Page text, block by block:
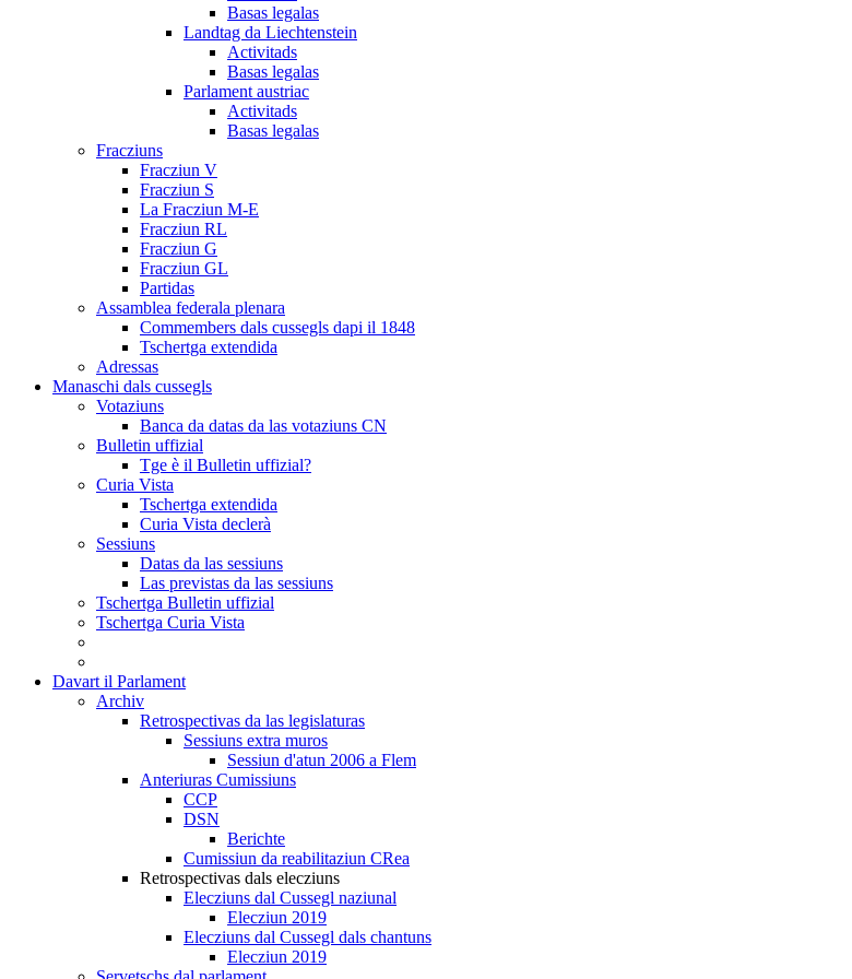
Basas legalas
Landtag da Liechtenstein
Activitads
Basas legalas
Parlament austriac
Activitads
Basas legalas
Fracziuns
Fracziun V
Fracziun S
La Fracziun M-E
Fracziun RL
Fracziun G
Fracziun GL
Partidas
Assamblea federala plenara
Commembers dals cussegls dapi il 1848
Tschertga extendida
Adressas
Manaschi dals cussegls
Votaziuns
Banca da datas da las votaziuns CN
Bulletin uffizial
Tge è il Bulletin uffizial?
Curia Vista
Tschertga extendida
Curia Vista declerà
Sessiuns
Datas da las sessiuns
Las previstas da las sessiuns
Tschertga Bulletin uffizial
Tschertga Curia Vista
Davart il Parlament
Archiv
Retrospectivas da las legislaturas
Sessiuns extra muros
Sessiun d'atun 2006 a Flem
Anteriuras Cumissiuns
CCP
DSN
Berichte
Cumissiun da reabilitaziun CRea
Retrospectivas dals elecziuns
Elecziuns dal Cussegl naziunal
Elecziun 2019
Elecziuns dal Cussegl dals chantuns
Elecziun 2019